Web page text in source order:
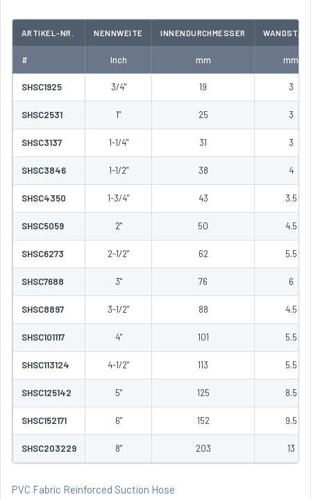
ARTIKEL-NR. NENNWEITE INNENDURCHMESSER
# Inch mm mm
SHSC1925 3/4" 19 3
SHSC2531 1" 25 3
SHSC3137 1-1/4" 31 3
SHSC3846 1-1/2" 38 4
SHSC4350 1-3/4" 43 3.5
SHSC5059 2" 50 4.5
SHSC6273 2-1/2" 62 5.5
SHSC7688 3" 76 6
SHSC8897 3-1/2" 88 4.5
SHSC101117 4" 101 5.5
SHSC113124 4-1/2" 113 5.5
SHSC125142 5" 125 8.5
SHSC152171 6" 152 9.5
SHSC203229 8" 203 13
PVC Fabric Reinforced Suction Hose